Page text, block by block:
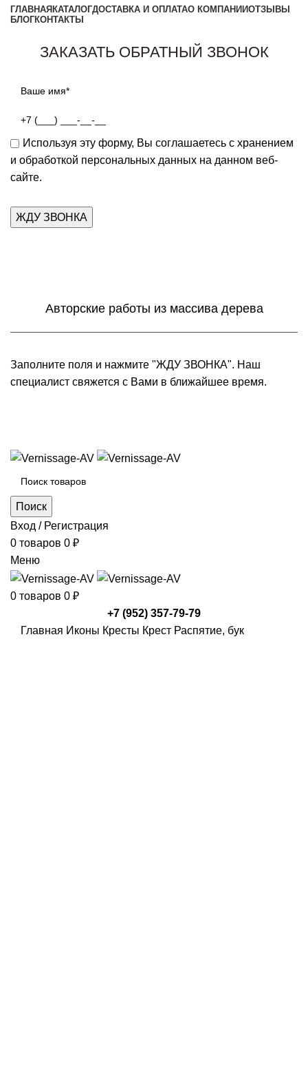
ГЛАВНАЯ КАТАЛОГДОСТАВКА И ОПЛАТАО КОМПАНИИОТЗЫВЫ
БЛОГКОНТАКТЫ
ЗАКАЗАТЬ ОБРАТНЫЙ ЗВОНОК
Используя эту форму, Вы соглашаетесь с хранением
и обработкой персональных данных на данном веб-
сайте.
Авторские работы из массива дерева
Заполните поля и нажмите "ЖДУ ЗВОНКА". Наш
специалист свяжется с Вами в ближайшее время.
Поиск
Вход / Регистрация
0 товаров 0 ₽
Меню
0 товаров 0 ₽
+7 (952) 357-79-79
Главная Иконы Кресты Крест Распятие, бук